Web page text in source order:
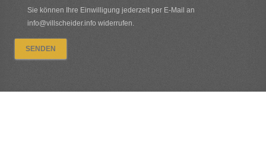
Sie können Ihre Einwilligung jederzeit per E-Mail an
info@villscheider.info widerrufen.